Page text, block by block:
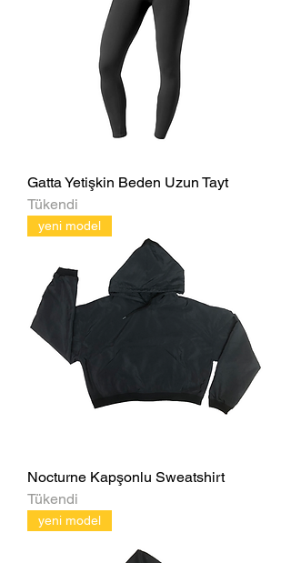
Gatta Yetişkin Beden Uzun Tayt
Tükendi
yeni model
Nocturne Kapşonlu Sweatshirt
Tükendi
yeni model